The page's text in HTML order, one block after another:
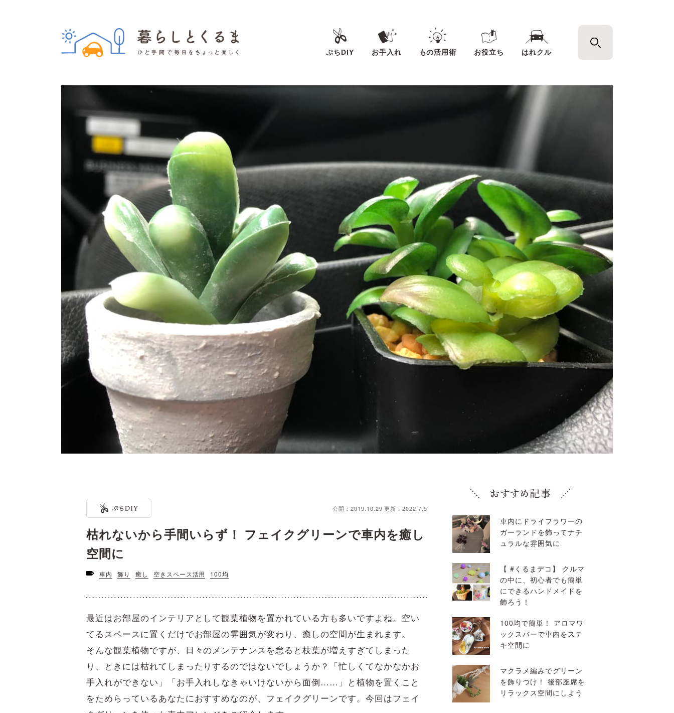
ぷちDIY お手入れ もの活用術 お役立ち はれクル
公開：2019.10.29更新：2022.7.5
枯れないから手間いらず！ フェイクグリーンで車内を癒し
空間に
車内 飾り 癒し 空きスペース活用 100均
最近はお部屋のインテリアとして観葉植物を置かれている方も多いですよね。空い
てるスペースに置くだけでお部屋の雰囲気が変わり、癒しの空間が生まれます。
そんな観葉植物ですが、日々のメンテナンスを怠ると枝葉が増えすぎてしまった
り、ときには枯れてしまったりするのではないでしょうか？「忙しくてなかなかお
手入れができない」「お手入れしなきゃいけないから面倒……」と植物を置くこと
をためらっているあなたにおすすめなのが、フェイクグリーンです。今回はフェイ
車内にドライフラワーの
ガーランドを飾ってナチ
ュラルな雰囲気に
【 #くるまデコ】 クルマ
の中に、初心者でも簡単
にできるハンドメイドを
飾ろう！
100均で簡単！ アロマワ
ックスバーで車内をステ
キ空間に
マクラメ編みでグリーン
を飾りつけ！ 後部座席を
リラックス空間にしよう